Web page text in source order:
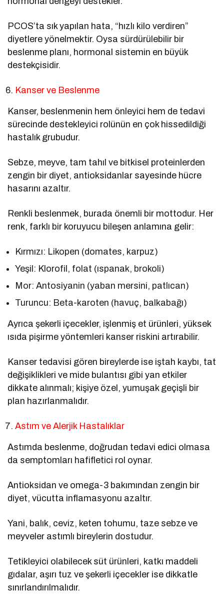
PCOS’ta sık yapılan hata, “hızlı kilo verdiren”
diyetlere yönelmektir. Oysa sürdürülebilir bir
beslenme planı, hormonal sistemin en büyük
destekçisidir.
Kanser ve Beslenme
Kanser, beslenmenin hem önleyici hem de tedavi
sürecinde destekleyici rolünün en çok hissedildiği
hastalık grubudur.
Sebze, meyve, tam tahıl ve bitkisel proteinlerden
zengin bir diyet, antioksidanlar sayesinde hücre
hasarını azaltır.
Renkli beslenmek, burada önemli bir mottodur. Her
renk, farklı bir koruyucu bileşen anlamına gelir:
Kırmızı: Likopen (domates, karpuz)
Yeşil: Klorofil, folat (ıspanak, brokoli)
Mor: Antosiyanin (yaban mersini, patlıcan)
Turuncu: Beta-karoten (havuç, balkabağı)
Ayrıca şekerli içecekler, işlenmiş et ürünleri, yüksek
ısıda pişirme yöntemleri kanser riskini artırabilir.
Kanser tedavisi gören bireylerde ise iştah kaybı, tat
değişiklikleri ve mide bulantısı gibi yan etkiler
dikkate alınmalı; kişiye özel, yumuşak geçişli bir
plan hazırlanmalıdır.
Astım ve Alerjik Hastalıklar
Astımda beslenme, doğrudan tedavi edici olmasa
da semptomları hafifletici rol oynar.
Antioksidan ve omega-3 bakımından zengin bir
diyet, vücutta inflamasyonu azaltır.
Yani, balık, ceviz, keten tohumu, taze sebze ve
meyveler astımlı bireylerin dostudur.
Tetikleyici olabilecek süt ürünleri, katkı maddeli
gıdalar, aşırı tuz ve şekerli içecekler ise dikkatle
sınırlandırılmalıdır.